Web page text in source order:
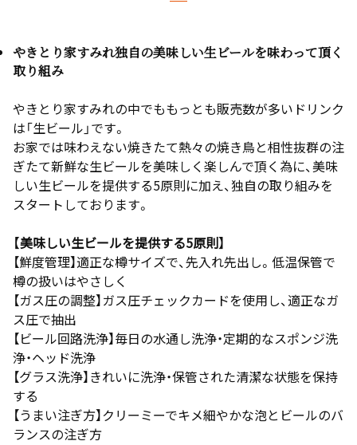
やきとり家すみれ独自の美味しい生ビールを味わって頂く
取り組み
やきとり家すみれの中でももっとも販売数が多いドリンク
は「生ビール」です。
お家では味わえない焼きたて熱々の焼き鳥と相性抜群の注
ぎたて新鮮な生ビールを美味しく楽しんで頂く為に、美味
しい生ビールを提供する5原則に加え、独自の取り組みを
スタートしております。
【美味しい生ビールを提供する5原則】
【鮮度管理】適正な樽サイズで、先入れ先出し。低温保管で
樽の扱いはやさしく
【ガス圧の調整】ガス圧チェックカードを使用し、適正なガ
ス圧で抽出
【ビール回路洗浄】毎日の水通し洗浄・定期的なスポンジ洗
浄・ヘッド洗浄
【グラス洗浄】きれいに洗浄・保管された清潔な状態を保持
する
【うまい注ぎ方】クリーミーでキメ細やかな泡とビールのバ
ランスの注ぎ方